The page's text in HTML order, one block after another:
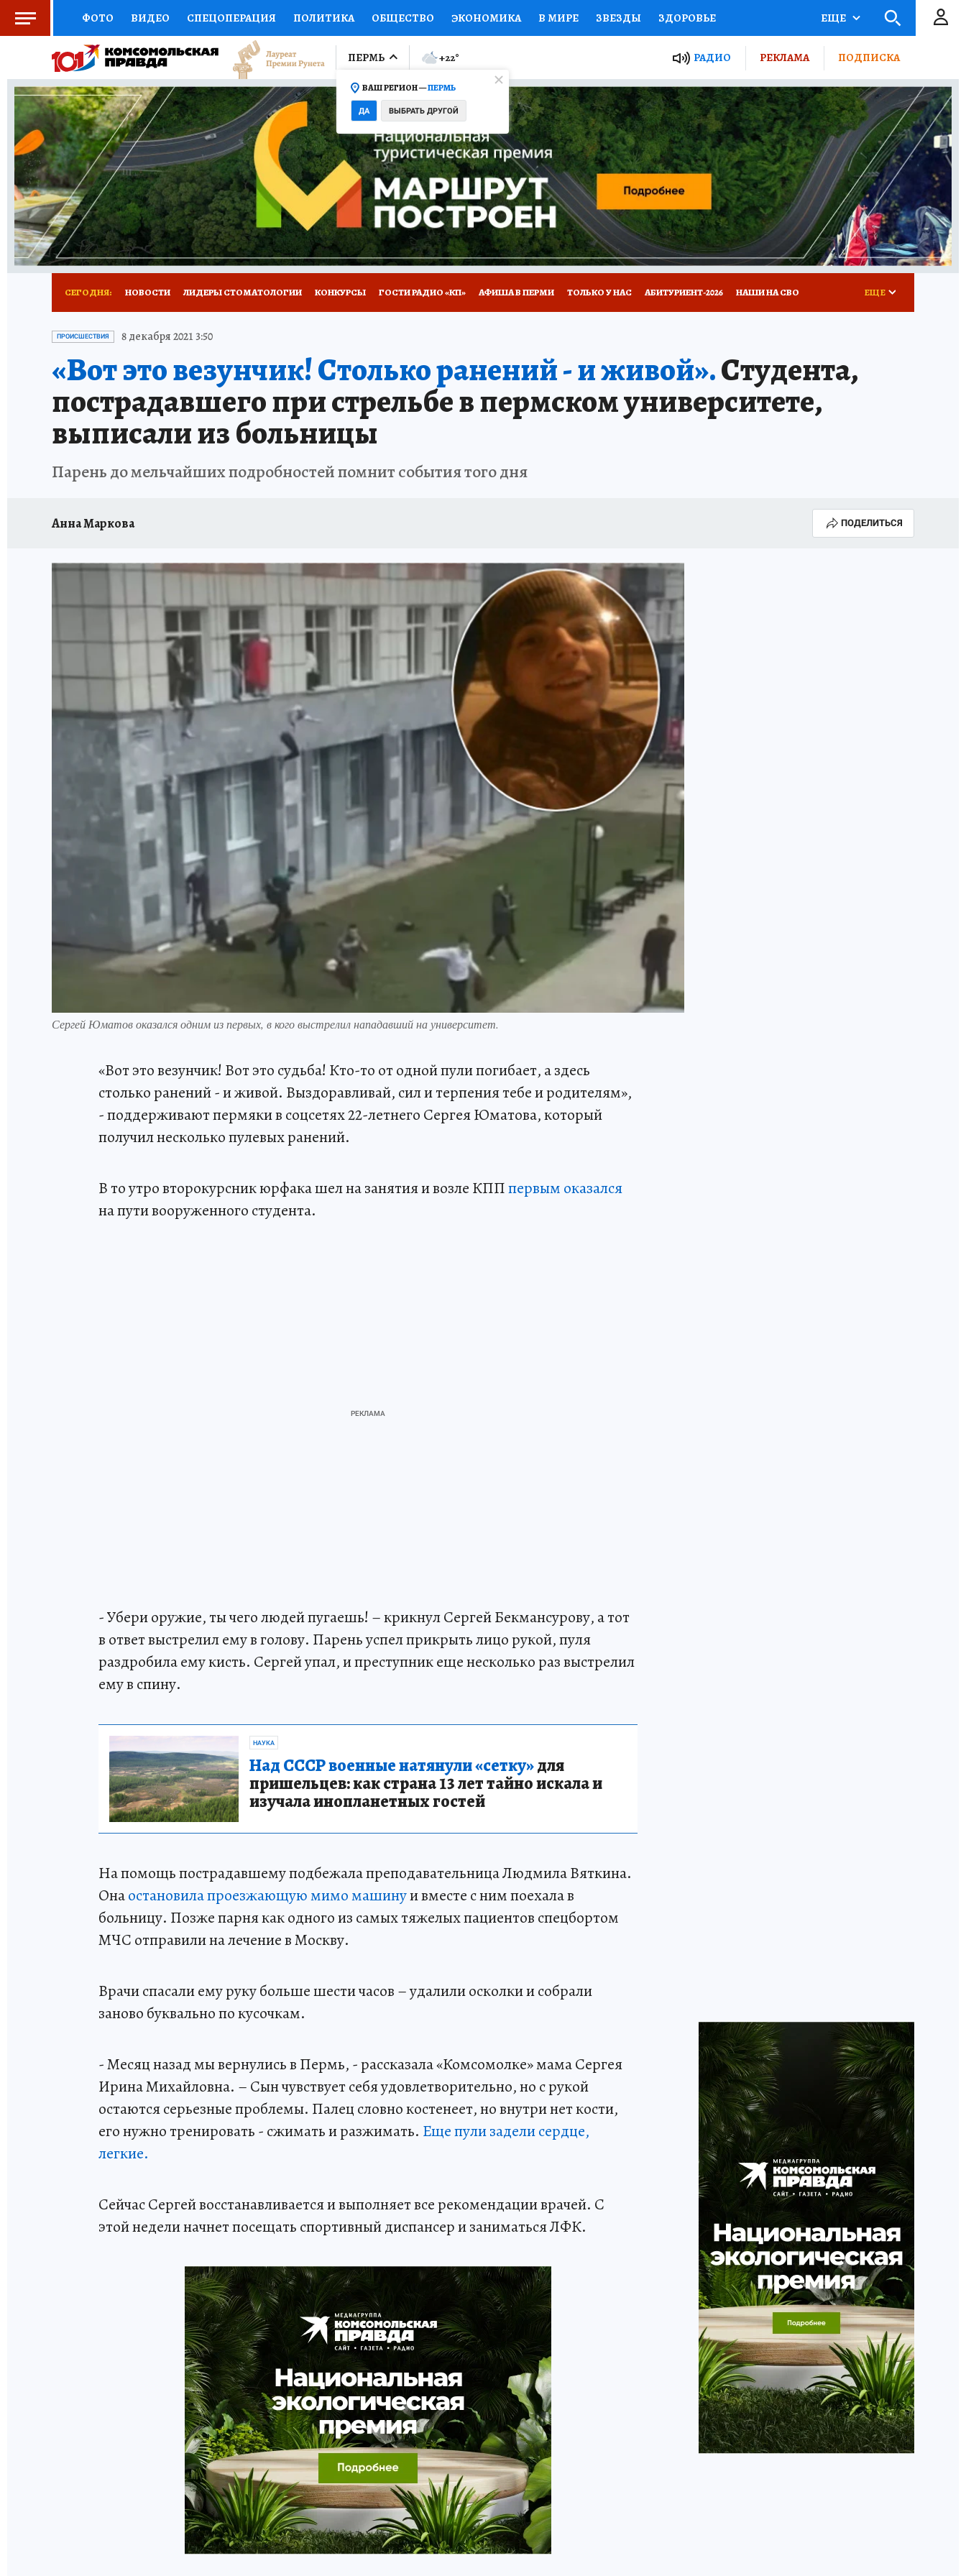
ФОТО ВИДЕО СПЕЦОПЕРАЦИЯ ПОЛИТИКА ОБЩЕСТВО ЭКОНОМИКА В МИРЕ ЗВЕЗДЫ ЗДОРОВЬЕ
СОЦПОДДЕРЖКА НАУКА СПОРТ КОЛУМНИСТЫ ПРОИСШЕСТВИЯ НАЦИОНАЛЬНЫЕ ПРОЕКТЫ РОССИИ
ВЫБОР ЭКСПЕРТОВ ДОКТОР ФИНАНСЫ ОТКРЫВАЕМ МИР Я ЗНАЮ СЕМЬЯ ЖЕНСКИЕ СЕКРЕТЫ ПУТЕВОДИТЕЛЬ
КНИЖНАЯ ПОЛКА ПРОГНОЗЫ НА СПОРТ ПРОМОКОДЫ СЕРИАЛЫ СПЕЦПРОЕКТЫ ДЕФИЦИТ ЖЕЛЕЗА ТУРИЗМ
ПРЕСС-ЦЕНТР НЕДВИЖИМОСТЬ ТЕЛЕВИЗОР КОЛЛЕКЦИИ КОНКУРСЫ РАБОТА У НАС ГИД ПОТРЕБИТЕЛЯ ВСЕ О КП
РАДИО КП РЕКЛАМА ТЕСТЫ НОВОЕ НА САЙТЕ
ЕЩЕ
ПЕРМЬ
ВАШ РЕГИОН —ПЕРМЬ
ДА ВЫБРАТЬ ДРУГОЙ
+22° РАДИО РЕКЛАМА ПОДПИСКА
СЕГОДНЯ: НОВОСТИ ЛИДЕРЫ СТОМАТОЛОГИИ КОНКУРСЫ ГОСТИ РАДИО «КП» АФИША В ПЕРМИ ТОЛЬКО У НАС АБИТУРИЕНТ-2026 НАШИ НА СВО
ВОЕНКОРЫ УКРАИНА: СВОДКА
СНЕГОПАД ВЕКА НАСТОЯЩИЕ ЛЮДИ ОТДЫХ В РОССИИ ЗАПОВЕДНАЯ РОССИЯ ГЕРОИ В БЕЛЫХ ХАЛАТАХ ВЫБОРЫ ГУБЕРНАТОРА
КЛИНИКА ГОДА 2025 ПРОИСШЕСТВИЯ НАСТОЯЩИЕ ЛЮДИ ПРОПАЛИ 13 ТУРИСТОВ ДЕНЬ ПОБЕДЫ В ПЕРМИ АФИША 300 ЛЕТ ПЕРМИ
ИСПЫТАНО НА СЕБЕ КЛИНИКА ГОДА-2024
ЕЩЕ
ПРОИСШЕСТВИЯ 8 декабря 2021 3:50
«Вот это везунчик! Столько ранений - и живой».Студента,
пострадавшего при стрельбе в пермском университете,
выписали из больницы
Парень до мельчайших подробностей помнит события того дня
Анна Маркова ПОДЕЛИТЬСЯ
Сергей Юматов оказался одним из первых, в кого выстрелил нападавший на университет.
«Вот это везунчик! Вот это судьба! Кто-то от одной пули погибает, а здесь
столько ранений - и живой. Выздоравливай, сил и терпения тебе и родителям»,
- поддерживают пермяки в соцсетях 22-летнего Сергея Юматова, который
получил несколько пулевых ранений.
В то утро второкурсник юрфака шел на занятия и возле КППпервым оказался
на пути вооруженного студента.
- Убери оружие, ты чего людей пугаешь! – крикнул Сергей Бекмансурову, а тот
в ответ выстрелил ему в голову. Парень успел прикрыть лицо рукой, пуля
раздробила ему кисть. Сергей упал, и преступник еще несколько раз выстрелил
ему в спину.
НАУКА
Над СССР военные натянули «сетку»для
пришельцев: как страна 13 лет тайно искала и
изучала инопланетных гостей
На помощь пострадавшему подбежала преподавательница Людмила Вяткина.
Онаостановила проезжающую мимо машинуи вместе с ним поехала в
больницу. Позже парня как одного из самых тяжелых пациентов спецбортом
МЧС отправили на лечение в Москву.
Врачи спасали ему руку больше шести часов – удалили осколки и собрали
заново буквально по кусочкам.
- Месяц назад мы вернулись в Пермь, - рассказала «Комсомолке» мама Сергея
Ирина Михайловна. – Сын чувствует себя удовлетворительно, но с рукой
остаются серьезные проблемы. Палец словно костенеет, но внутри нет кости,
его нужно тренировать - сжимать и разжимать. Еще пули задели сердце,
легкие.
Сейчас Сергей восстанавливается и выполняет все рекомендации врачей. С
этой недели начнет посещать спортивный диспансер и заниматься ЛФК.